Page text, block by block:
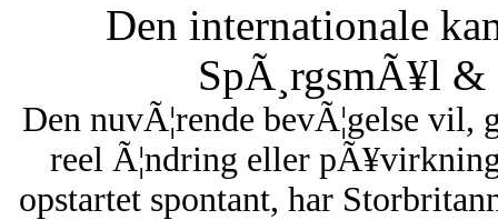
Den internationale
SpÃ¸rgsmÃ¥l
Den nuvÃ¦rende bevÃ¦gelse vil,
reel Ã¦ndring eller
opstartet spontant, har